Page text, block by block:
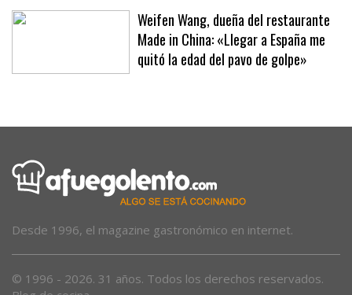
Weifen Wang, dueña del restaurante
Made in China: «Llegar a España me
quitó la edad del pavo de golpe»
Desde 1996, el magazine gastronómico en internet.
© 1996 - 2026. 31 años. Todos los derechos reservados.